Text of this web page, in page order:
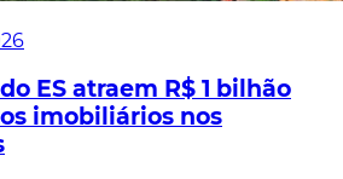
ES atraem R$ 1 bilhão
imobiliários nos